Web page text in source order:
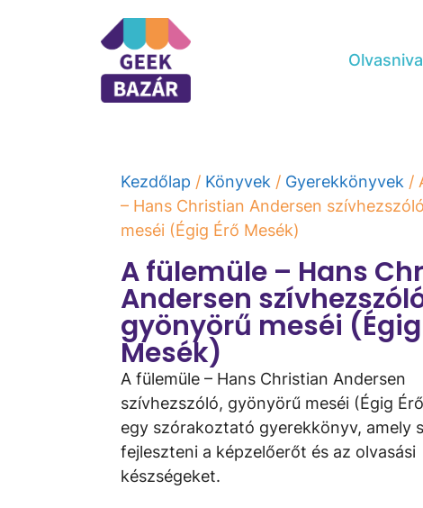
Kezdőlap / Könyvek / Gyerekkönyvek /
– Hans Christian Andersen
meséi (Égig Érő Mesék)
A fülemüle – Hans
Andersen
gyönyörű meséi (Égig
Mesék)
A fülemüle – Hans Christian Andersen
szívhezszóló, gyönyörű meséi (Égig
egy szórakoztató gyerekkönyv, amely
fejleszteni a képzelőerőt és az olvasási
készségeket.